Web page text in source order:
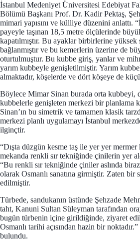
İstanbul Medeniyet Üniversitesi Edebiyat
Bölümü Başkanı Prof. Dr. Kadir Pektaş,
mimari yapısını ve külliye düzenini anlattı.
payeyle taşınan 18,5 metre ölçülerinde
kapatılmıştır. Bu ayaklar birbirlerine
bağlanmıştır ve bu kemerlerin üzerine de
oturtulmuştur. Bu kubbe giriş, yanlar ve
yarım kubbeyle genişletilmiştir. Yarım
almaktadır, köşelerde ve dört köşeye de
Böylece Mimar Sinan burada orta kubbeyi,
kubbelerle genişleten merkezi bir planlama
Sinan’ın bu simetrik ve tamamen klasik
merkezi planlı uygulamayı İstanbul
ilginçtir.
“Dışta düzgün kesme taş ile yer yer
mekanda renkli sır tekniğinde çinilerin yer
“Bu renkli sır tekniğinde çiniler aslında
olarak Osmanlı sanatına girmiştir. Zaten bir
edilmiştir.
Türbede, sandukanın üstünde Şehzade
taht, Kanuni Sultan Süleyman tarafından
bugün türbenin içine girildiğinde, ziyaret
Osmanlı tarihi açısından hazin bir
bulundu.